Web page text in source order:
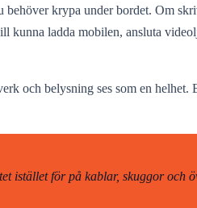
behöver krypa under bordet. Om
kunna ladda mobilen, ansluta
och belysning ses som en helhet.
istället för på kablar, skuggor och